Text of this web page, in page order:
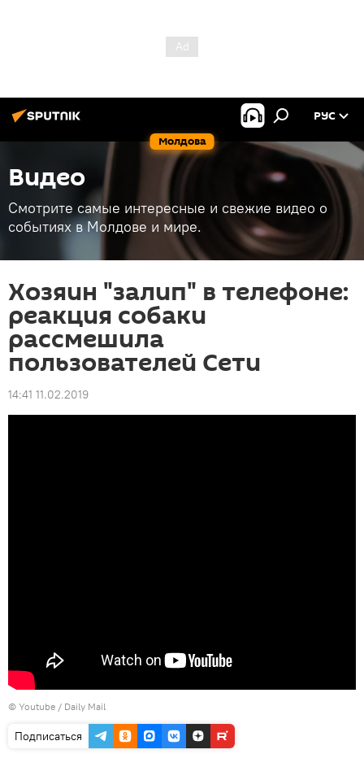
Молдова
РУС
Видео
Смотрите самые интересные и свежие видео о
событиях в Молдове и мире.
Хозяин "залип" в телефоне:
реакция собаки
рассмешила
пользователей Сети
14:41 11.02.2019
© Youtube / Daily Mail
Подписаться